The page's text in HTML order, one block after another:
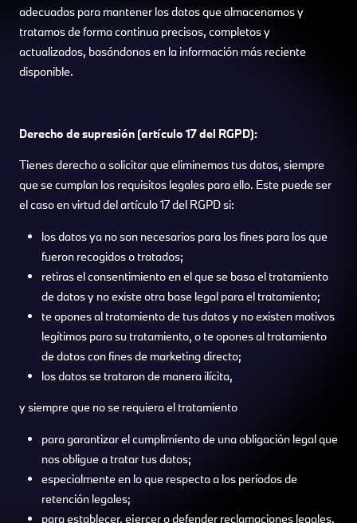
adecuadas para mantener los datos que almacenamos y
tratamos de forma continua precisos, completos y
actualizados, basándonos en la información más reciente
disponible.
Derecho de supresión (artículo 17 del RGPD):
Tienes derecho a solicitar que eliminemos tus datos, siempre
que se cumplan los requisitos legales para ello. Este puede ser
el caso en virtud del artículo 17 del RGPD si:
los datos ya no son necesarios para los fines para los que
fueron recogidos o tratados;
retiras el consentimiento en el que se basa el tratamiento
de datos y no existe otra base legal para el tratamiento;
te opones al tratamiento de tus datos y no existen motivos
legítimos para su tratamiento, o te opones al tratamiento
de datos con fines de marketing directo;
los datos se trataron de manera ilícita,
y siempre que no se requiera el tratamiento
para garantizar el cumplimiento de una obligación legal que
nos obligue a tratar tus datos;
especialmente en lo que respecta a los períodos de
retención legales;
para establecer, ejercer o defender reclamaciones legales.